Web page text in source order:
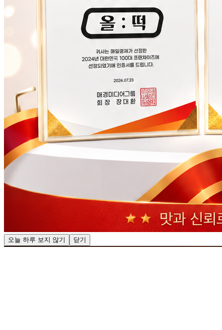
오늘 하루 보지 않기 닫기